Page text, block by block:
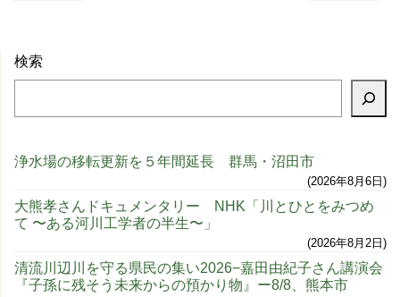
検索
浄水場の移転更新を５年間延長 群馬・沼田市
2026年8月6日
大熊孝さんドキュメンタリー NHK「川とひとをみつめ
て 〜ある河川工学者の半生〜」
2026年8月2日
清流川辺川を守る県民の集い2026−嘉田由紀子さん講演会
『子孫に残そう未来からの預かり物』ー8/8、熊本市